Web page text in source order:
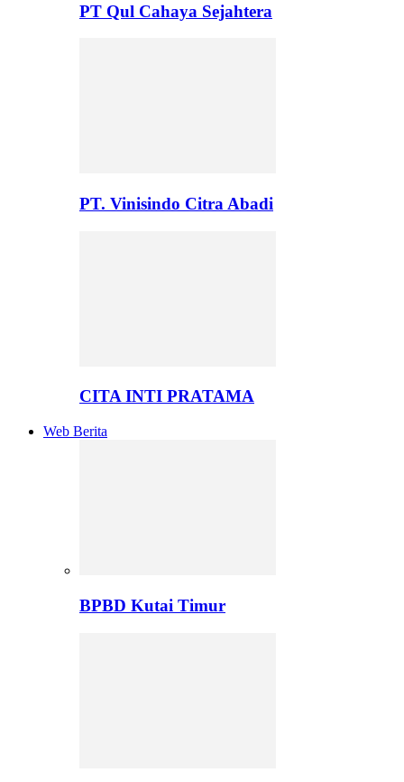
PT Qul Cahaya Sejahtera
PT. Vinisindo Citra Abadi
CITA INTI PRATAMA
Web Berita
BPBD Kutai Timur